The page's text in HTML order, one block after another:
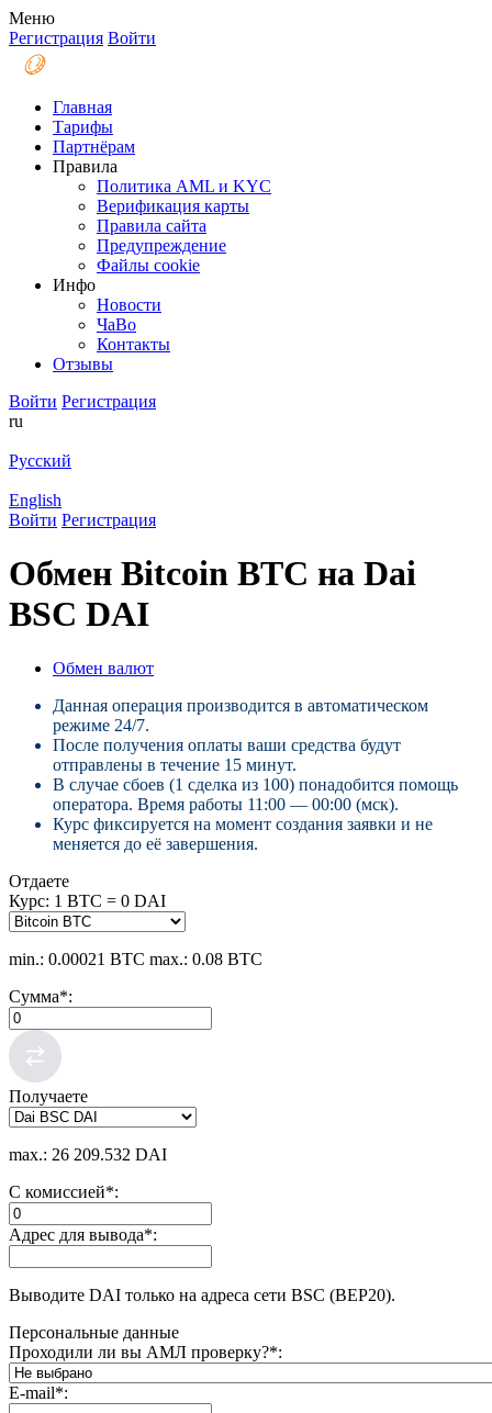
Меню
Регистрация Войти
Главная
Тарифы
Партнёрам
Правила
Политика AML и KYC
Верификация карты
Правила сайта
Предупреждение
Файлы coоkie
Инфо
Новости
ЧаВо
Контакты
Отзывы
Войти Регистрация
ru
Русский
English
Войти Регистрация
Обмен Bitcoin BTC на Dai
BSC DAI
Обмен валют
Данная операция производится в автоматическом
режиме 24/7.
После получения оплаты ваши средства будут
отправлены в течение 15 минут.
В случае сбоев (1 сделка из 100) понадобится помощь
оператора. Время работы 11:00 — 00:00 (мск).
Курс фиксируется на момент создания заявки и не
меняется до её завершения.
Отдаете
Курс: 1 BTC = 0 DAI
min.: 0.00021 BTC max.: 0.08 BTC
Сумма*:
Получаете
max.: 26 209.532 DAI
С комиссией*:
Адрес для вывода*:
Выводите DAI только на адреса сети BSC (BEP20).
Персональные данные
Проходили ли вы АМЛ проверку?*:
E-mail*: